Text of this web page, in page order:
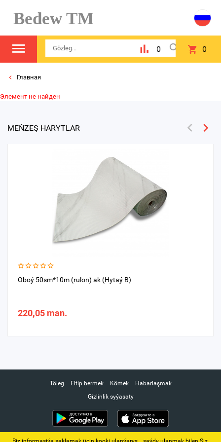
Bedew TM
0 0
Главная
Элемент не найден
MEŇZEŞ HARYTLAR
Oboý 50sm*10m (rulon) ak (Hytaý B)
220,05 man.
Töleg Eltip bermek Kömek
Habarlaşmak
Gizlinlik syýasaty